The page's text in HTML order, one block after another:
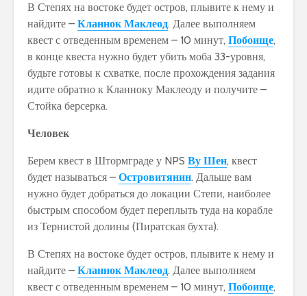
В Степях на востоке будет остров, плывите к нему и
найдите – Кланнок Маклеод. Далее выполняем
квест с отведенным временем – 10 минут, Побоище,
в конце квеста нужно будет убить моба 33-уровня,
будьте готовы к схватке, после прохождения задания
идите обратно к Кланноку Маклеоду и получите –
Стойка берсерка.
Человек
Берем квест в Штормграде у NPS Ву Шен, квест
будет называться – Островитянин. Дальше вам
нужно будет добраться до локации Степи, наиболее
быстрым способом будет переплыть туда на корабле
из Тернистой долины (Пиратская бухта).
В Степях на востоке будет остров, плывите к нему и
найдите – Кланнок Маклеод. Далее выполняем
квест с отведенным временем – 10 минут, Побоище,